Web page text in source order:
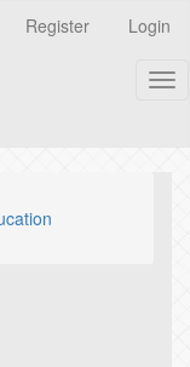
Register Login